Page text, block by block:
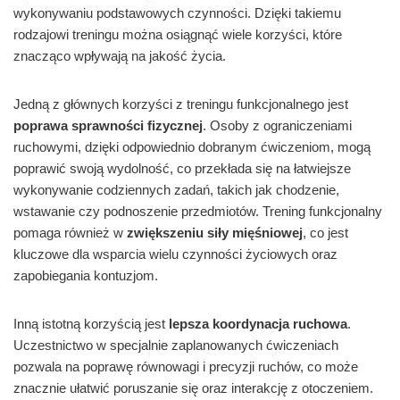
wykonywaniu podstawowych czynności. Dzięki takiemu
rodzajowi treningu można osiągnąć wiele korzyści, które
znacząco wpływają na jakość życia.
Jedną z głównych korzyści z treningu funkcjonalnego jest
poprawa sprawności fizycznej. Osoby z ograniczeniami
ruchowymi, dzięki odpowiednio dobranym ćwiczeniom, mogą
poprawić swoją wydolność, co przekłada się na łatwiejsze
wykonywanie codziennych zadań, takich jak chodzenie,
wstawanie czy podnoszenie przedmiotów. Trening funkcjonalny
pomaga również w zwiększeniu siły mięśniowej, co jest
kluczowe dla wsparcia wielu czynności życiowych oraz
zapobiegania kontuzjom.
Inną istotną korzyścią jest lepsza koordynacja ruchowa.
Uczestnictwo w specjalnie zaplanowanych ćwiczeniach
pozwala na poprawę równowagi i precyzji ruchów, co może
znacznie ułatwić poruszanie się oraz interakcję z otoczeniem.